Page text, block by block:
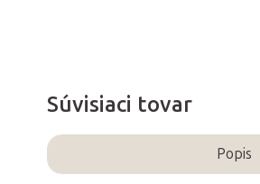
Súvisiaci tovar
Popis